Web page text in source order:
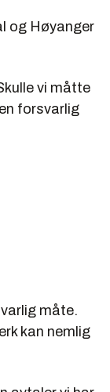
og Høyanger
vi måtte
forsvarlig
måte.
kan nemlig